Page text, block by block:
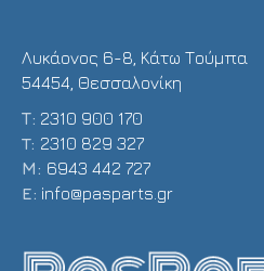
Λυκάονος 6-8, Κάτω Τούμπα
54454, Θεσσαλονίκη
Τ: 2310 900 170
T: 2310 829 327
Μ: 6943 442 727
E: info@pasparts.gr